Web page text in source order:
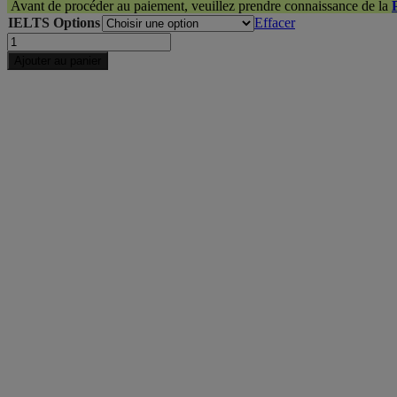
prix :
$214.00
à
$339.00
Avant de procéder au paiement, veuillez prendre connaissance de la
IELTS Options
Effacer
quantité
de
IELTS